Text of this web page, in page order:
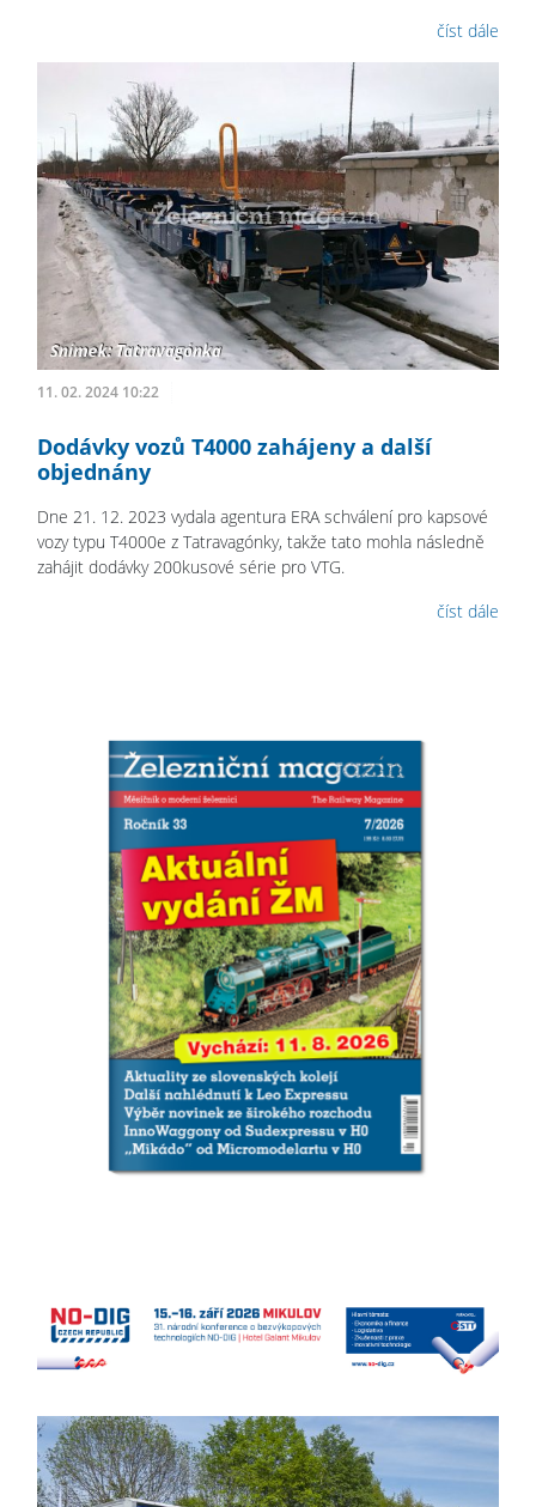
číst dále
11. 02. 2024 10:22
Dodávky vozů T4000 zahájeny a další
objednány
Dne 21. 12. 2023 vydala agentura ERA schválení pro kapsové
vozy typu T4000e z Tatravagónky, takže tato mohla následně
zahájit dodávky 200kusové série pro VTG.
číst dále